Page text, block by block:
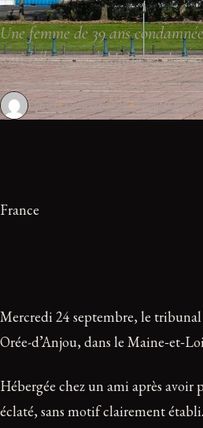
Une femme de 39 ans
ami hébergeur à Maine-et-Loire.
Olivier 1 octobre 2025 2 min de lecture
France
Mercredi 24 septembre, le tribunal
Orée-d’Anjou, dans le
Hébergée chez un ami après avoir
éclaté, sans motif clairement établi.